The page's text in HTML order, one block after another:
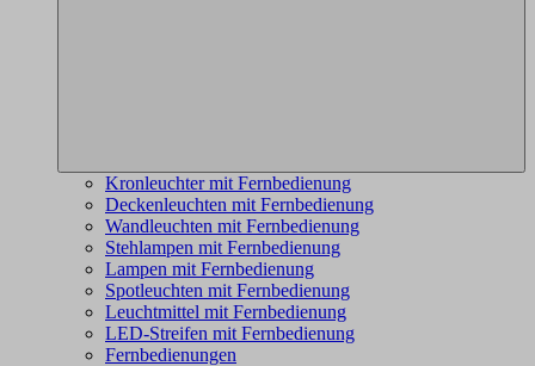
Kronleuchter mit Fernbedienung
Deckenleuchten mit Fernbedienung
Wandleuchten mit Fernbedienung
Stehlampen mit Fernbedienung
Lampen mit Fernbedienung
Spotleuchten mit Fernbedienung
Leuchtmittel mit Fernbedienung
LED-Streifen mit Fernbedienung
Fernbedienungen